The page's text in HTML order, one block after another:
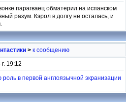
парагваец обматерил на испанском
разум. Кэрол в долгу не осталась, и
> к сообщению
19:12
в первой англоязычной экранизации